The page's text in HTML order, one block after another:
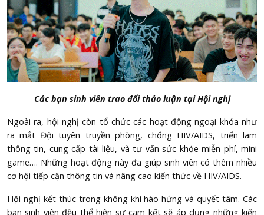
Các bạn sinh viên trao đổi thảo luận tại Hội nghị
Ngoài ra, hội nghị còn tổ chức các hoạt động ngoại khóa như
ra mắt Đội tuyên truyền phòng, chống HIV/AIDS, triển lãm
thông tin, cung cấp tài liệu, và tư vấn sức khỏe miễn phí, mini
game…. Những hoạt động này đã giúp sinh viên có thêm nhiều
cơ hội tiếp cận thông tin và nâng cao kiến thức về HIV/AIDS.
Hội nghị kết thúc trong không khí hào hứng và quyết tâm. Các
bạn sinh viên đều thể hiện sự cam kết sẽ áp dụng những kiến